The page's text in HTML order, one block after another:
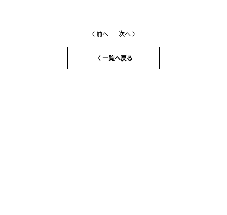
〈 前へ 次へ 〉
〈 一覧へ戻る